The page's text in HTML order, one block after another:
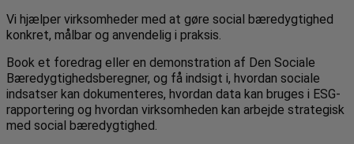
Vi hjælper virksomheder med at gøre social bæredygtighed
konkret, målbar og anvendelig i praksis.
Book et foredrag eller en demonstration af Den Sociale
Bæredygtighedsberegner, og få indsigt i, hvordan sociale
indsatser kan dokumenteres, hvordan data kan bruges i ESG-
rapportering og hvordan virksomheden kan arbejde strategisk
med social bæredygtighed.